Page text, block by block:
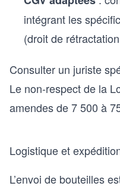
intégrant les
(droit de
Consulter un juriste
Le non-respect de la
amendes de 7 500 à
Logistique et
L’envoi de bouteilles